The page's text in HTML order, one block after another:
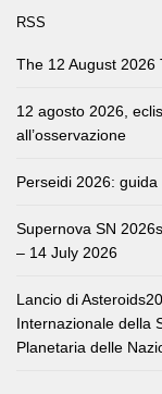
RSS
The 12 August 2026
12 agosto 2026,
all’osservazione
Perseidi 2026: guida
Supernova SN
– 14 July 2026
Lancio di
Internazionale della
Planetaria delle